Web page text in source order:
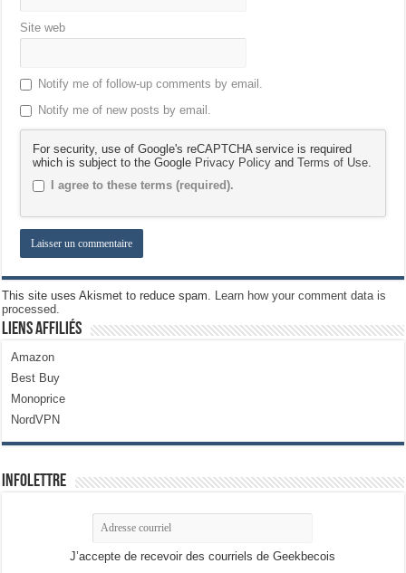
Site web
Notify me of follow-up comments by email.
Notify me of new posts by email.
For security, use of Google's reCAPTCHA service is required
which is subject to the Google Privacy Policy andTerms of Use.
I agree to these terms (required).
This site uses Akismet to reduce spam. Learn how your comment data is
processed.
Liens Affiliés
Amazon
Best Buy
Monoprice
NordVPN
Infolettre
J’accepte de recevoir des courriels de Geekbecois